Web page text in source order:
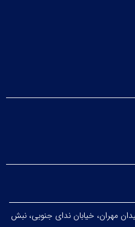
مهران، خیابان ندای جنوبی، نبش